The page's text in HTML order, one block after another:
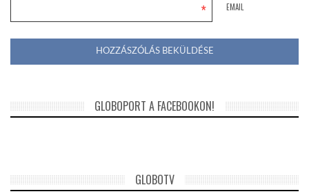
EMAIL
*
GLOBOPORT A FACEBOOKON!
GLOBOTV